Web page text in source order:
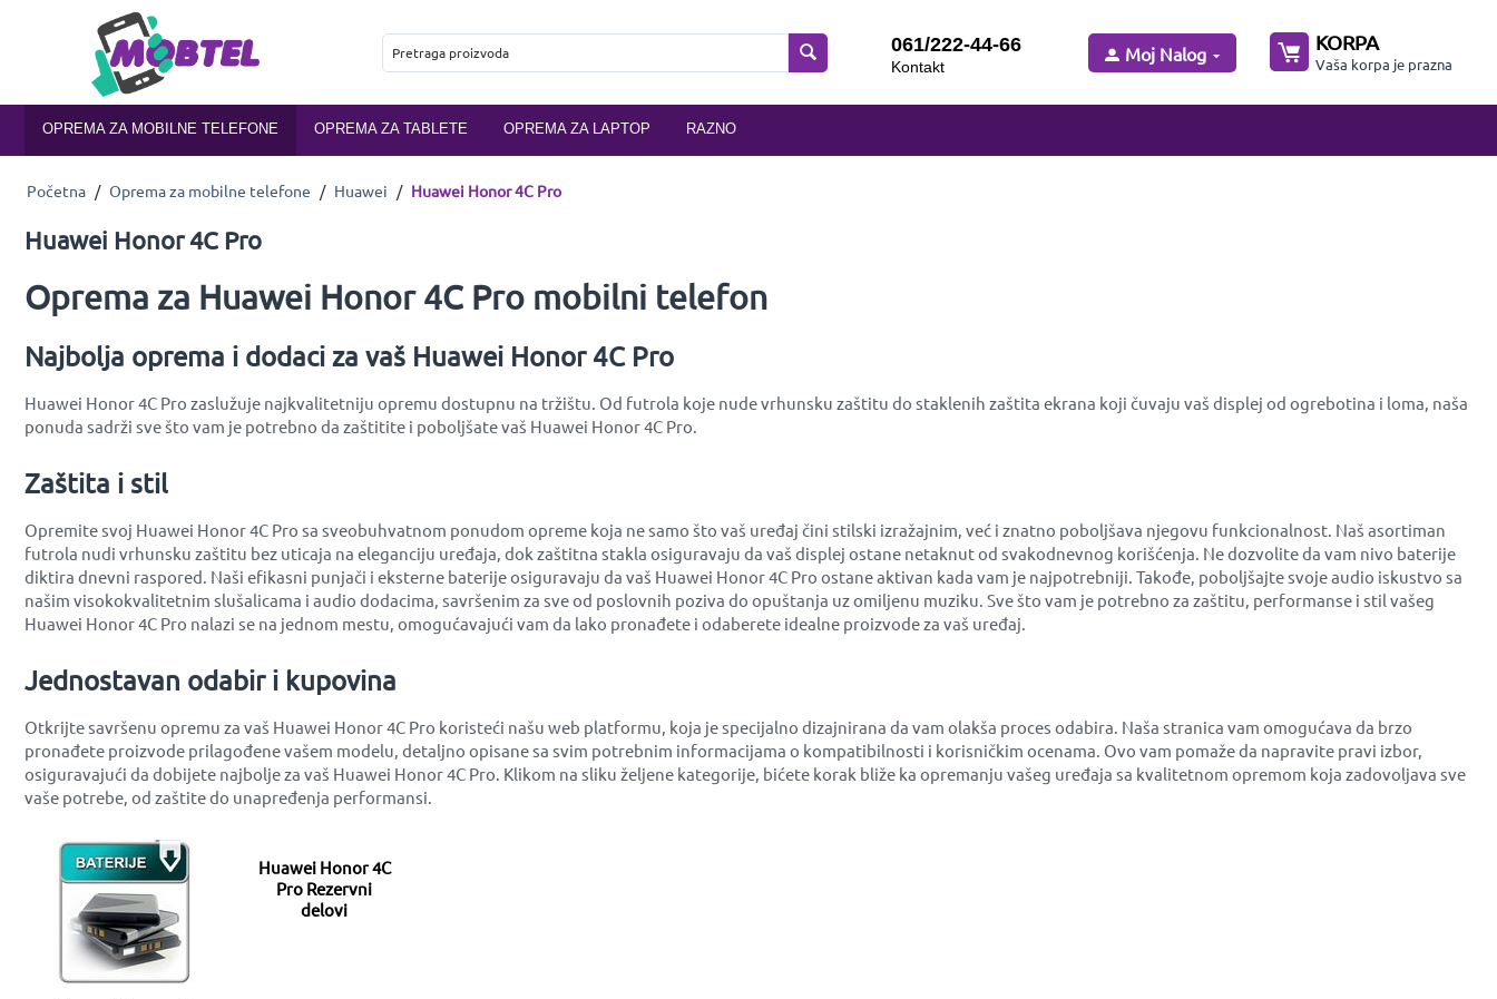
061/222-44-66
Kontakt
Moj Nalog KORPA
Vaša korpa je prazna
OPREMA ZA MOBILNE TELEFONE OPREMA ZA TABLETE OPREMA ZA LAPTOP RAZNO
Početna / Oprema za mobilne telefone / Huawei / Huawei Honor 4C Pro
Huawei Honor 4C Pro
Oprema za Huawei Honor 4C Pro mobilni telefon
Najbolja oprema i dodaci za vaš Huawei Honor 4C Pro
Huawei Honor 4C Pro zaslužuje najkvalitetniju opremu dostupnu na tržištu. Od futrola koje nude vrhunsku zaštitu do staklenih zaštita ekrana koji čuvaju vaš displej od ogrebotina i loma, naša
ponuda sadrži sve što vam je potrebno da zaštitite i poboljšate vaš Huawei Honor 4C Pro.
Zaštita i stil
Opremite svoj Huawei Honor 4C Pro sa sveobuhvatnom ponudom opreme koja ne samo što vaš uređaj čini stilski izražajnim, već i znatno poboljšava njegovu funkcionalnost. Naš asortiman
futrola nudi vrhunsku zaštitu bez uticaja na eleganciju uređaja, dok zaštitna stakla osiguravaju da vaš displej ostane netaknut od svakodnevnog korišćenja. Ne dozvolite da vam nivo baterije
diktira dnevni raspored. Naši efikasni punjači i eksterne baterije osiguravaju da vaš Huawei Honor 4C Pro ostane aktivan kada vam je najpotrebniji. Takođe, poboljšajte svoje audio iskustvo sa
našim visokokvalitetnim slušalicama i audio dodacima, savršenim za sve od poslovnih poziva do opuštanja uz omiljenu muziku. Sve što vam je potrebno za zaštitu, performanse i stil vašeg
Huawei Honor 4C Pro nalazi se na jednom mestu, omogućavajući vam da lako pronađete i odaberete idealne proizvode za vaš uređaj.
Jednostavan odabir i kupovina
Otkrijte savršenu opremu za vaš Huawei Honor 4C Pro koristeći našu web platformu, koja je specijalno dizajnirana da vam olakša proces odabira. Naša stranica vam omogućava da brzo
pronađete proizvode prilagođene vašem modelu, detaljno opisane sa svim potrebnim informacijama o kompatibilnosti i korisničkim ocenama. Ovo vam pomaže da napravite pravi izbor,
osiguravajući da dobijete najbolje za vaš Huawei Honor 4C Pro. Klikom na sliku željene kategorije, bićete korak bliže ka opremanju vašeg uređaja sa kvalitetnom opremom koja zadovoljava sve
vaše potrebe, od zaštite do unapređenja performansi.
Huawei Honor 4C
Pro Rezervni
delovi